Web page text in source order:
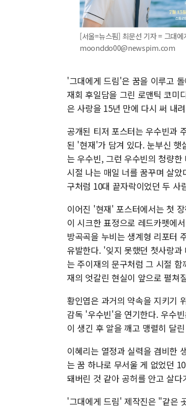
[서울=뉴스핌] 최문선 기자 = 그대
moonddo00@newspim.com
'그대에게 드림'은 꿈을 이루고
재회 후일담을 그린 로맨틱 코미
은 사랑을 15년 만에 다시 써 내
공개된 티저 포스터는 우수빈과
된 '현재'가 담겨 있다. 눈부신 햇
는 우수빈, 그런 우수빈의 청량
시절 나는 매일 너를 꿈꾸며 살
구처럼 10대 끝자락이었던 두 사
이어진 '현재' 포스터에서는 첫
이 시크한 표정으로 레드카펫에
방곡곡을 누비는 생계형 리포터
유발한다. '잊지 못했던 첫사랑
는 주이재의 문구처럼 그 시절
재의 엇갈린 현실이 앞으로 펼쳐
황인엽은 과거의 약속을 지키기
감독 '우수빈'을 연기한다. 우수
이 생긴 후 알을 깨고 맹렬히 달
이혜리는 열정과 실력을 겸비한
는 꿈 하나로 무서울 게 없었던
돼버린 것 같아 공허를 안고 살
'그대에게 드림' 제작진은 "같은